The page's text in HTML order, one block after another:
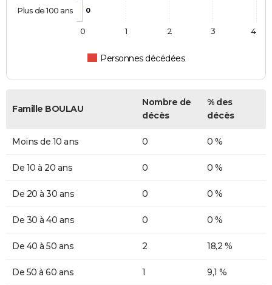
0
Personnes décédées
Plus de 100 ans
0 1 2 3 4
Famille BOULAU
Nombre de
décès
% des
décès
Moins de 10 ans 0 0 %
De 10 à 20 ans 0 0 %
De 20 à 30 ans 0 0 %
De 30 à 40 ans 0 0 %
De 40 à 50 ans 2 18,2 %
De 50 à 60 ans 1 9,1 %